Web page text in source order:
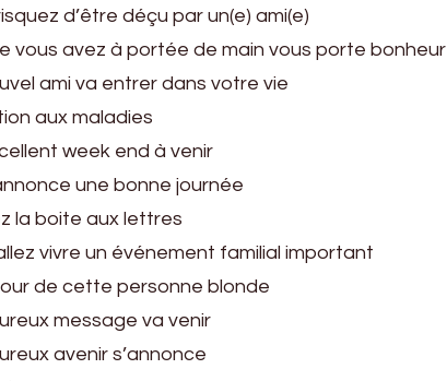
d’être déçu par un(e) ami(e)
vous avez à portée de main vous porte bonheur
ami va entrer dans votre vie
aux maladies
week end à venir
une bonne journée
la boite aux lettres
vivre un événement familial important
de cette personne blonde
message va venir
avenir s’annonce